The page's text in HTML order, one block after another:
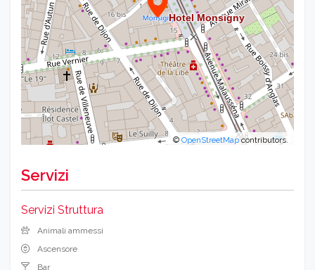
©OpenStreetMapcontributors.
Servizi
Servizi Struttura
Animali ammessi
Ascensore
Bar